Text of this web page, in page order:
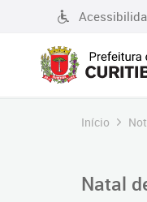
Início
Natal